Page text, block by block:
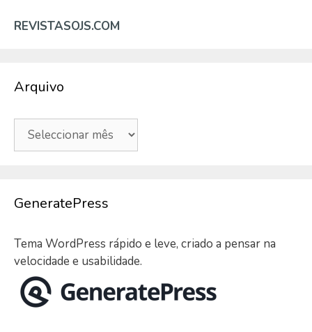
REVISTASOJS.COM
Arquivo
Arquivo
GeneratePress
Tema WordPress rápido e leve, criado a pensar na
velocidade e usabilidade.